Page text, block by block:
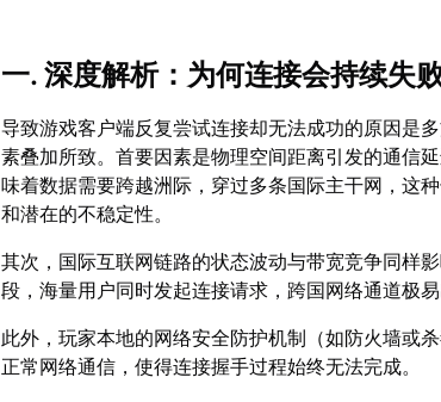
一. 深度解析：为何连接会持续失
导致游戏客户端反复尝试连接却无法成功的原因是
素叠加所致。首要因素是物理空间距离引发的通信
味着数据需要跨越洲际，穿过多条国际主干网，这
和潜在的不稳定性。
其次，国际互联网链路的状态波动与带宽竞争同样
段，海量用户同时发起连接请求，跨国网络通道极
此外，玩家本地的网络安全防护机制（如防火墙或
正常网络通信，使得连接握手过程始终无法完成。